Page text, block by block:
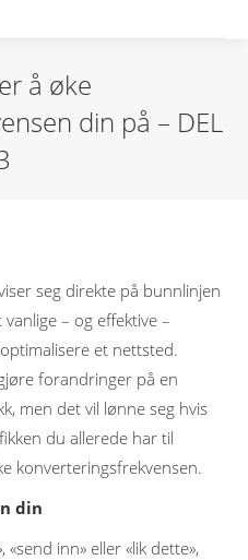
å øke
din på – DEL
seg direkte på bunnlinjen
– og effektive –
et nettsted.
forandringer på en
men det vil lønne seg hvis
du allerede har til
konverteringsfrekvensen.
din
inn» eller «lik dette»,